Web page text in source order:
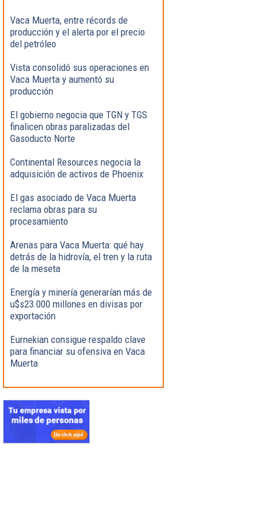
Vaca Muerta, entre récords de
producción y el alerta por el precio
del petróleo
Vista consolidó sus operaciones en
Vaca Muerta y aumentó su
producción
El gobierno negocia que TGN y TGS
finalicen obras paralizadas del
Gasoducto Norte
Continental Resources negocia la
adquisición de activos de Phoenix
El gas asociado de Vaca Muerta
reclama obras para su
procesamiento
Arenas para Vaca Muerta: qué hay
detrás de la hidrovía, el tren y la ruta
de la meseta
Energía y minería generarían más de
u$s23.000 millones en divisas por
exportación
Eurnekian consigue respaldo clave
para financiar su ofensiva en Vaca
Muerta